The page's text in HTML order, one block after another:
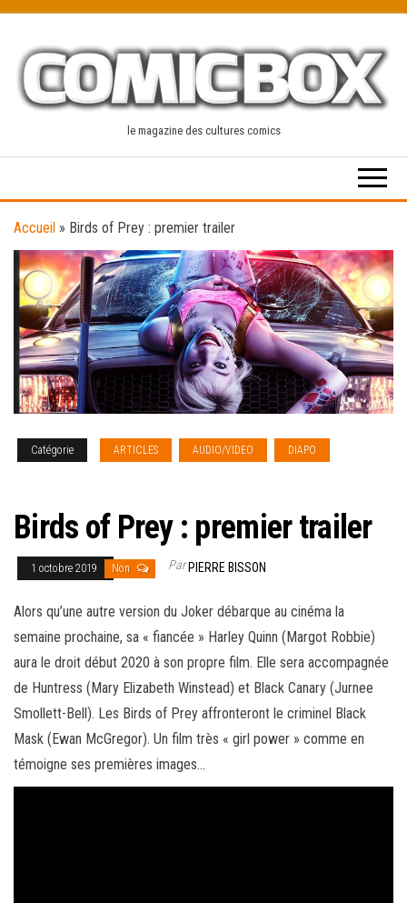
content
le magazine des cultures comics
Accueil » Birds of Prey : premier trailer
Catégorie ARTICLES AUDIO/VIDEO DIAPO
Birds of Prey : premier trailer
1 octobre 2019 Non ParPIERRE BISSON
Alors qu’une autre version du Joker débarque au cinéma la
semaine prochaine, sa « fiancée » Harley Quinn (Margot Robbie)
aura le droit début 2020 à son propre film. Elle sera accompagnée
de Huntress (Mary Elizabeth Winstead) et Black Canary (Jurnee
Smollett-Bell). Les Birds of Prey affronteront le criminel Black
Mask (Ewan McGregor). Un film très « girl power » comme en
témoigne ses premières images…